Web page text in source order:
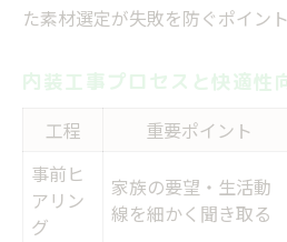
た素材選定が失敗を防ぐポイント
内装工事プロセスと快適性
工程 重要ポイント
事前ヒ
アリン
グ
家族の要望・生活動
線を細かく聞き取る